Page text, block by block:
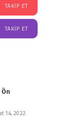
TAKIP ET
TAKIP ET
14, 2022